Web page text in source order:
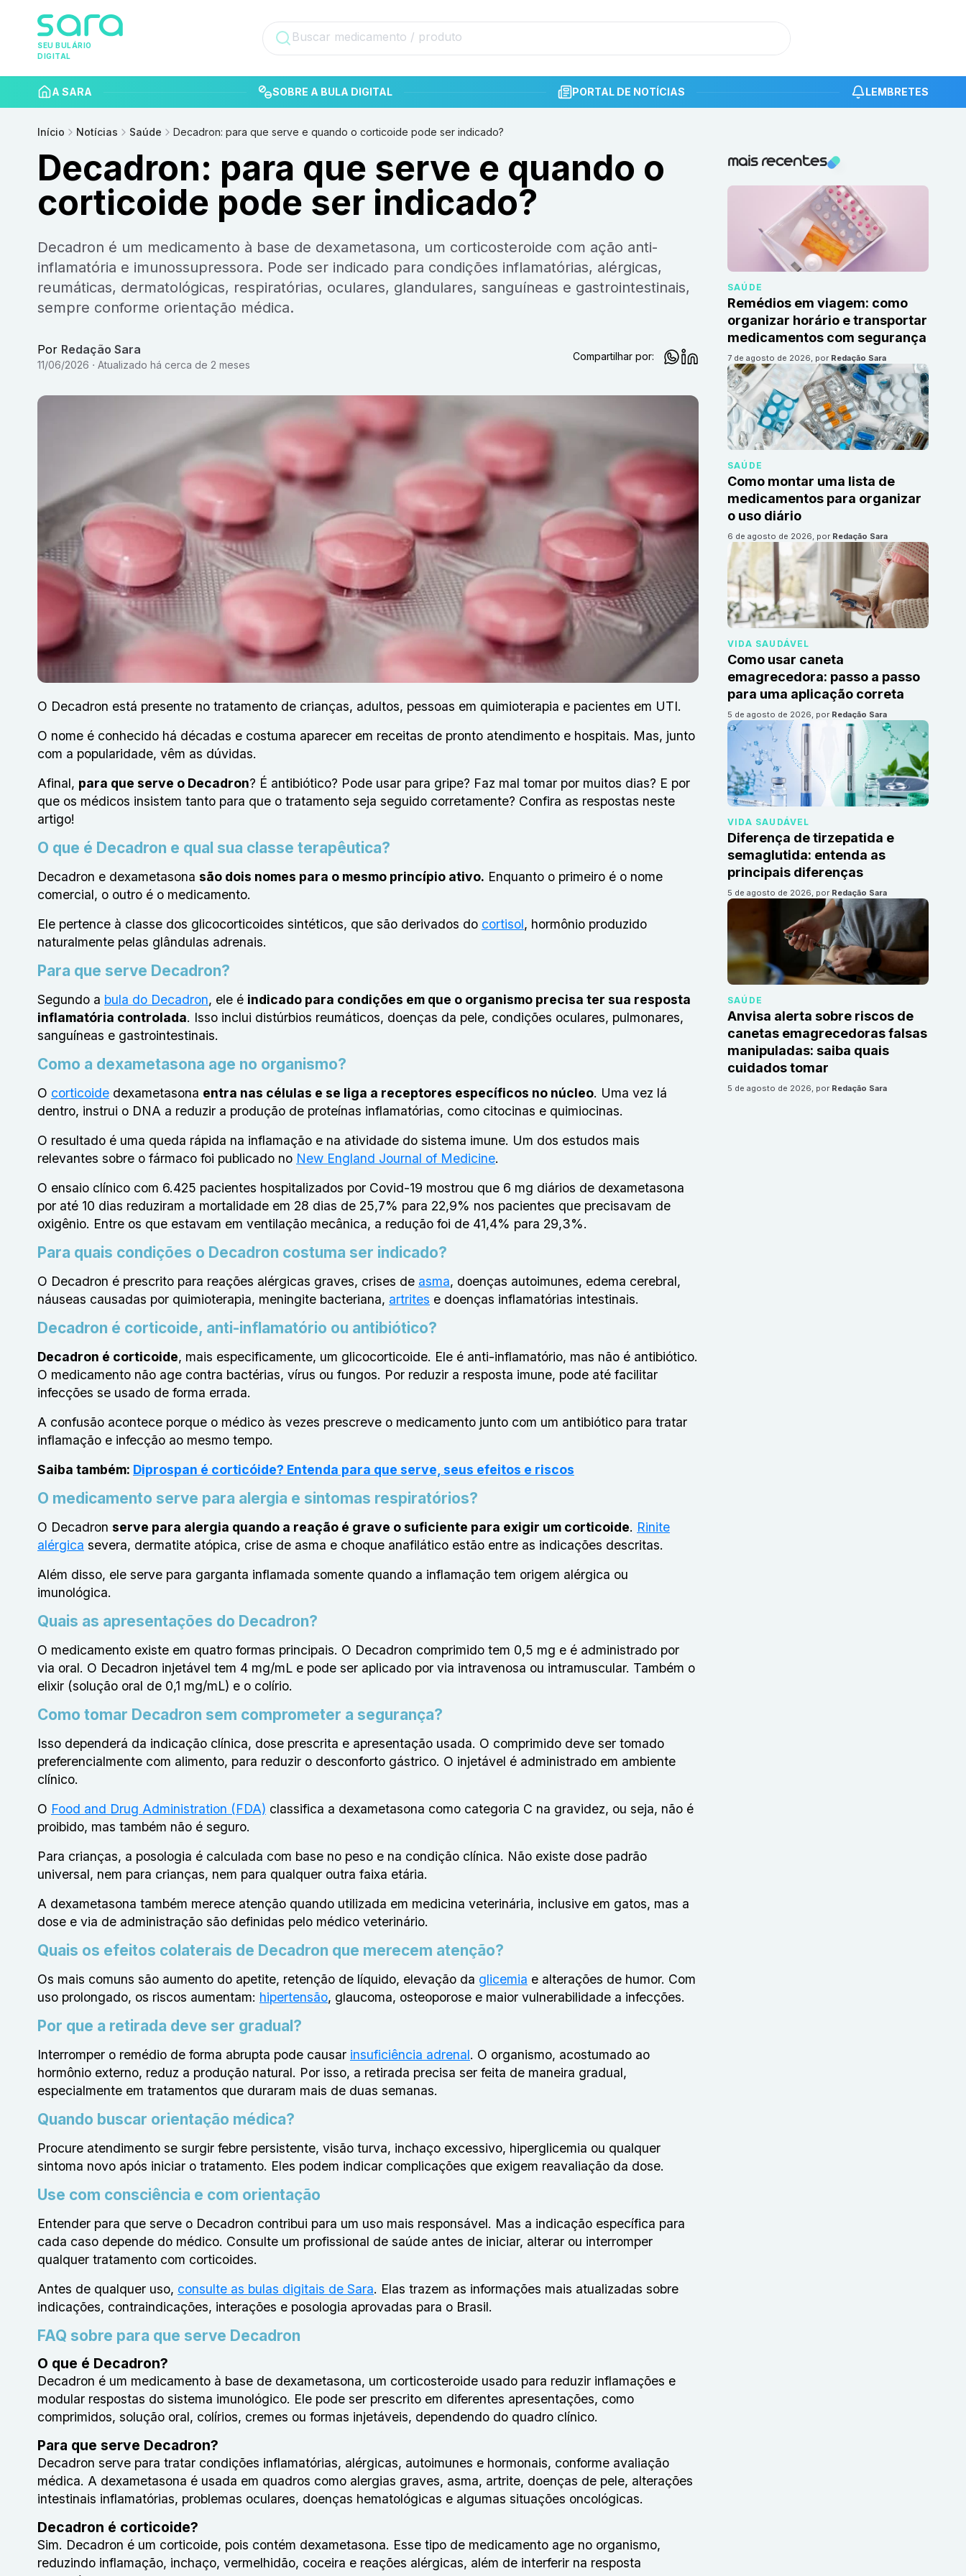
SEU BULÁRIO
DIGITAL
A SARA SOBRE A BULA DIGITAL PORTAL DE NOTÍCIAS LEMBRETES
Início Notícias Saúde Decadron: para que serve e quando o corticoide pode ser indicado?
Decadron: para que serve e quando o
corticoide pode ser indicado?
Decadron é um medicamento à base de dexametasona, um corticosteroide com ação anti-
inflamatória e imunossupressora. Pode ser indicado para condições inflamatórias, alérgicas,
reumáticas, dermatológicas, respiratórias, oculares, glandulares, sanguíneas e gastrointestinais,
sempre conforme orientação médica.
Por Redação Sara
11/06/2026 Atualizado há cerca de 2 meses
Compartilhar por:
O Decadron está presente no tratamento de crianças, adultos, pessoas em quimioterapia e pacientes em UTI.
O nome é conhecido há décadas e costuma aparecer em receitas de pronto atendimento e hospitais. Mas, junto
com a popularidade, vêm as dúvidas.
Afinal, para que serve o Decadron? É antibiótico? Pode usar para gripe? Faz mal tomar por muitos dias? E por
que os médicos insistem tanto para que o tratamento seja seguido corretamente? Confira as respostas neste
artigo!
O que é Decadron e qual sua classe terapêutica?
Decadron e dexametasona são dois nomes para o mesmo princípio ativo. Enquanto o primeiro é o nome
comercial, o outro é o medicamento.
Ele pertence à classe dos glicocorticoides sintéticos, que são derivados do cortisol, hormônio produzido
naturalmente pelas glândulas adrenais.
Para que serve Decadron?
Segundo a bula do Decadron, ele é indicado para condições em que o organismo precisa ter sua resposta
inflamatória controlada. Isso inclui distúrbios reumáticos, doenças da pele, condições oculares, pulmonares,
sanguíneas e gastrointestinais.
Como a dexametasona age no organismo?
O corticoide dexametasona entra nas células e se liga a receptores específicos no núcleo. Uma vez lá
dentro, instrui o DNA a reduzir a produção de proteínas inflamatórias, como citocinas e quimiocinas.
O resultado é uma queda rápida na inflamação e na atividade do sistema imune. Um dos estudos mais
relevantes sobre o fármaco foi publicado no New England Journal of Medicine.
O ensaio clínico com 6.425 pacientes hospitalizados por Covid-19 mostrou que 6 mg diários de dexametasona
por até 10 dias reduziram a mortalidade em 28 dias de 25,7% para 22,9% nos pacientes que precisavam de
oxigênio. Entre os que estavam em ventilação mecânica, a redução foi de 41,4% para 29,3%.
Para quais condições o Decadron costuma ser indicado?
O Decadron é prescrito para reações alérgicas graves, crises de asma, doenças autoimunes, edema cerebral,
náuseas causadas por quimioterapia, meningite bacteriana, artrites e doenças inflamatórias intestinais.
Decadron é corticoide, anti-inflamatório ou antibiótico?
Decadron é corticoide, mais especificamente, um glicocorticoide. Ele é anti-inflamatório, mas não é antibiótico.
O medicamento não age contra bactérias, vírus ou fungos. Por reduzir a resposta imune, pode até facilitar
infecções se usado de forma errada.
A confusão acontece porque o médico às vezes prescreve o medicamento junto com um antibiótico para tratar
inflamação e infecção ao mesmo tempo.
Saiba também: Diprospan é corticóide? Entenda para que serve, seus efeitos e riscos
O medicamento serve para alergia e sintomas respiratórios?
O Decadron serve para alergia quando a reação é grave o suficiente para exigir um corticoide. Rinite
alérgica severa, dermatite atópica, crise de asma e choque anafilático estão entre as indicações descritas.
Além disso, ele serve para garganta inflamada somente quando a inflamação tem origem alérgica ou
imunológica.
Quais as apresentações do Decadron?
O medicamento existe em quatro formas principais. O Decadron comprimido tem 0,5 mg e é administrado por
via oral. O Decadron injetável tem 4 mg/mL e pode ser aplicado por via intravenosa ou intramuscular. Também o
elixir (solução oral de 0,1 mg/mL) e o colírio.
Como tomar Decadron sem comprometer a segurança?
Isso dependerá da indicação clínica, dose prescrita e apresentação usada. O comprimido deve ser tomado
preferencialmente com alimento, para reduzir o desconforto gástrico. O injetável é administrado em ambiente
clínico.
O Food and Drug Administration (FDA) classifica a dexametasona como categoria C na gravidez, ou seja, não é
proibido, mas também não é seguro.
Para crianças, a posologia é calculada com base no peso e na condição clínica. Não existe dose padrão
universal, nem para crianças, nem para qualquer outra faixa etária.
A dexametasona também merece atenção quando utilizada em medicina veterinária, inclusive em gatos, mas a
dose e via de administração são definidas pelo médico veterinário.
Quais os efeitos colaterais de Decadron que merecem atenção?
Os mais comuns são aumento do apetite, retenção de líquido, elevação da glicemia e alterações de humor. Com
uso prolongado, os riscos aumentam: hipertensão, glaucoma, osteoporose e maior vulnerabilidade a infecções.
Por que a retirada deve ser gradual?
Interromper o remédio de forma abrupta pode causar insuficiência adrenal. O organismo, acostumado ao
hormônio externo, reduz a produção natural. Por isso, a retirada precisa ser feita de maneira gradual,
especialmente em tratamentos que duraram mais de duas semanas.
Quando buscar orientação médica?
Procure atendimento se surgir febre persistente, visão turva, inchaço excessivo, hiperglicemia ou qualquer
sintoma novo após iniciar o tratamento. Eles podem indicar complicações que exigem reavaliação da dose.
Use com consciência e com orientação
Entender para que serve o Decadron contribui para um uso mais responsável. Mas a indicação específica para
cada caso depende do médico. Consulte um profissional de saúde antes de iniciar, alterar ou interromper
qualquer tratamento com corticoides.
Antes de qualquer uso, consulte as bulas digitais de Sara. Elas trazem as informações mais atualizadas sobre
indicações, contraindicações, interações e posologia aprovadas para o Brasil.
FAQ sobre para que serve Decadron
O que é Decadron?
Decadron é um medicamento à base de dexametasona, um corticosteroide usado para reduzir inflamações e
modular respostas do sistema imunológico. Ele pode ser prescrito em diferentes apresentações, como
comprimidos, solução oral, colírios, cremes ou formas injetáveis, dependendo do quadro clínico.
Para que serve Decadron?
Decadron serve para tratar condições inflamatórias, alérgicas, autoimunes e hormonais, conforme avaliação
médica. A dexametasona é usada em quadros como alergias graves, asma, artrite, doenças de pele, alterações
intestinais inflamatórias, problemas oculares, doenças hematológicas e algumas situações oncológicas.
Decadron é corticoide?
Sim. Decadron é um corticoide, pois contém dexametasona. Esse tipo de medicamento age no organismo,
reduzindo inflamação, inchaço, vermelhidão, coceira e reações alérgicas, além de interferir na resposta
Notícias recentes
mais recentes
SAÚDE
Remédios em viagem: como
organizar horário e transportar
medicamentos com segurança
7 de agosto de 2026, por Redação Sara
SAÚDE
Como montar uma lista de
medicamentos para organizar
o uso diário
6 de agosto de 2026, por Redação Sara
VIDA SAUDÁVEL
Como usar caneta
emagrecedora: passo a passo
para uma aplicação correta
5 de agosto de 2026, por Redação Sara
VIDA SAUDÁVEL
Diferença de tirzepatida e
semaglutida: entenda as
principais diferenças
5 de agosto de 2026, por Redação Sara
SAÚDE
Anvisa alerta sobre riscos de
canetas emagrecedoras falsas
manipuladas: saiba quais
cuidados tomar
5 de agosto de 2026, por Redação Sara